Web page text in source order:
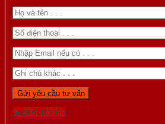
Gọi 0976.169.864